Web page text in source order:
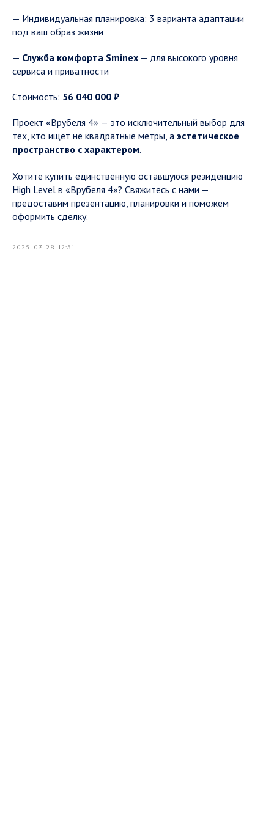
— Индивидуальная планировка: 3 варианта адаптации
под ваш образ жизни
— Служба комфорта Sminex — для высокого уровня
сервиса и приватности
Стоимость: 56 040 000 ₽
Проект «Врубеля 4» — это исключительный выбор для
тех, кто ищет не квадратные метры, а эстетическое
пространство с характером.
Хотите купить единственную оставшуюся резиденцию
High Level в «Врубеля 4»? Свяжитесь с нами —
предоставим презентацию, планировки и поможем
оформить сделку.
2025-07-28 12:51